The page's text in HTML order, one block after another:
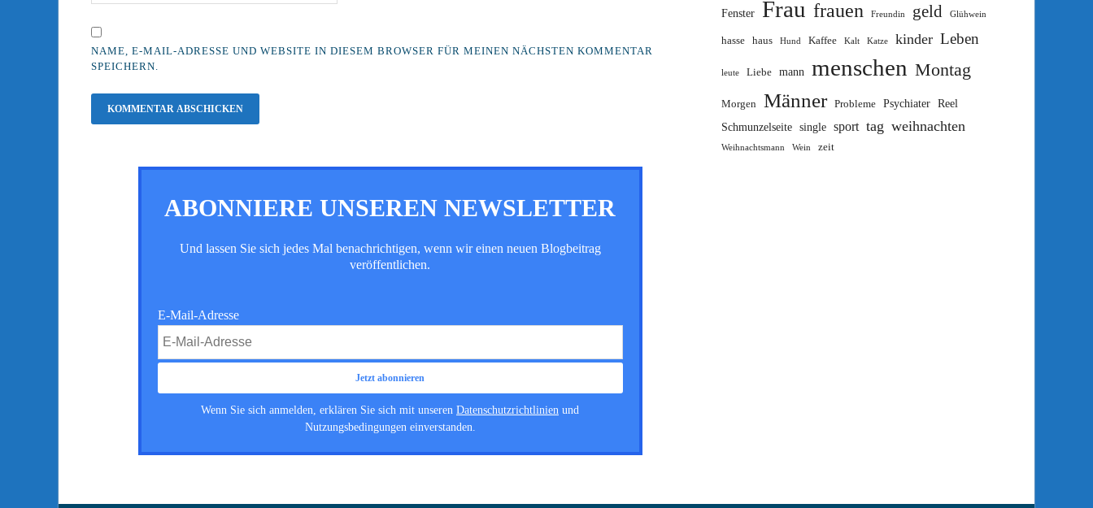
NAME, E-MAIL-ADRESSE UND WEBSITE IN DIESEM BROWSER FÜR MEINEN NÄCHSTEN KOMMENTAR
SPEICHERN.
ABONNIERE UNSEREN NEWSLETTER
Und lassen Sie sich jedes Mal benachrichtigen, wenn wir einen neuen Blogbeitrag
veröffentlichen.
E-Mail-Adresse
Wenn Sie sich anmelden, erklären Sie sich mit unseren Datenschutzrichtlinien und
Nutzungsbedingungen einverstanden.
Fenster Frau frauen Freundin geld Glühwein
hasse haus Hund Kaffee Kalt Katze kinder Leben
leute Liebe mann menschen Montag
Morgen Männer Probleme Psychiater Reel
Schmunzelseite single sport tag weihnachten
Weihnachtsmann Wein zeit